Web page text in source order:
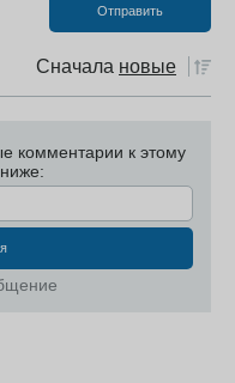
Сначала новые
комментарии к этому